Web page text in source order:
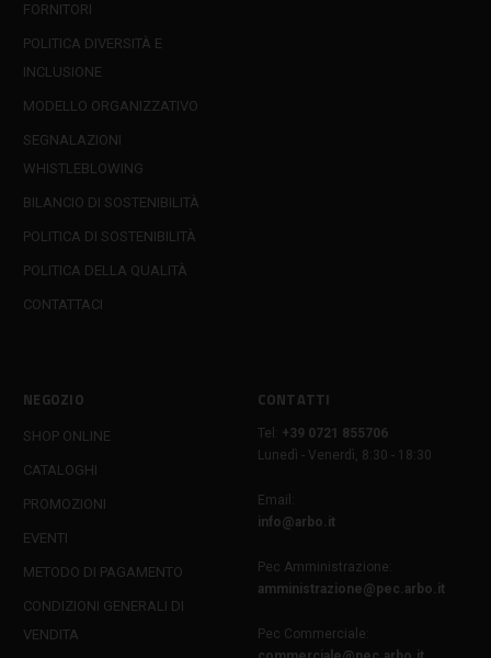
FORNITORI
POLITICA DIVERSITÀ E
INCLUSIONE
MODELLO ORGANIZZATIVO
SEGNALAZIONI
WHISTLEBLOWING
BILANCIO DI SOSTENIBILITÀ
POLITICA DI SOSTENIBILITÀ
POLITICA DELLA QUALITÀ
CONTATTACI
NEGOZIO
SHOP ONLINE
CATALOGHI
PROMOZIONI
EVENTI
METODO DI PAGAMENTO
CONDIZIONI GENERALI DI
VENDITA
CONTATTI
Tel:
+39 0721 855706
Lunedì - Venerdì, 8:30 - 18:30
Email:
info@arbo.it
Pec Amministrazione:
amministrazione@pec.arbo.it
Pec Commerciale: